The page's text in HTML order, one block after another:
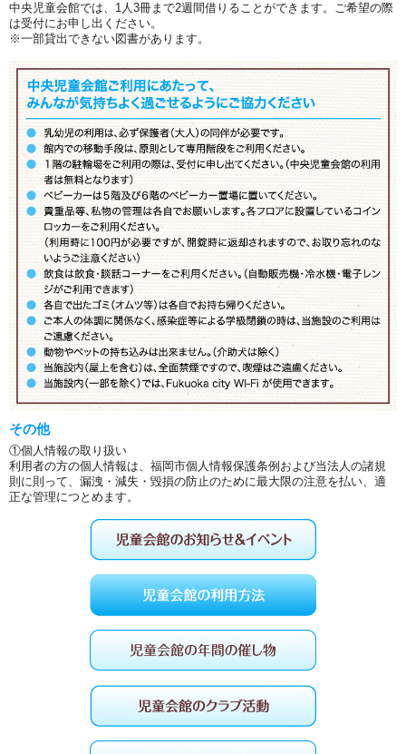
中央児童会館では、1人3冊まで2週間借りることができます。ご希望の際
は受付にお申し出ください。
※一部貸出できない図書があります。
その他
①個人情報の取り扱い
利用者の方の個人情報は、福岡市個人情報保護条例および当法人の諸規
則に則って、漏洩・減失・毀損の防止のために最大限の注意を払い、適
正な管理につとめます。